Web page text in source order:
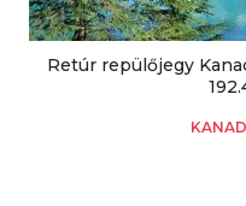
Retúr repülőjegy